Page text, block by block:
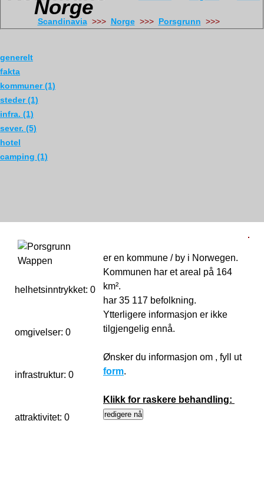
Norge
Scandinavia>>> Norge>>> Porsgrunn
generelt
fakta
kommuner (1)
steder (1)
infra. (1)
sever. (5)
hotel
camping (1)
helhetsinntrykket: 0
omgivelser: 0
infrastruktur: 0
attraktivitet: 0
er en kommune / by i Norwegen.
Kommunen har et areal på 164
km².
har 35 117 befolkning.
Ytterligere informasjon er ikke
tilgjengelig ennå.
Ønsker du informasjon om , fyll ut
form.
Klikk for raskere behandling: